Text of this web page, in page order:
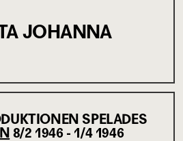
JOHANNA
SPELADES
8/2 1946 - 1/4 1946